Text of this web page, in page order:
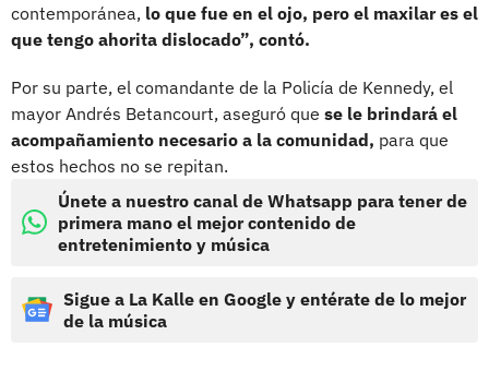
contemporánea, lo que fue en el ojo, pero el maxilar es el
que tengo ahorita dislocado”, contó.
Por su parte, el comandante de la Policía de Kennedy, el
mayor Andrés Betancourt, aseguró que se le brindará el
acompañamiento necesario a la comunidad, para que
estos hechos no se repitan.
Únete a nuestro canal de Whatsapp para tener de
primera mano el mejor contenido de
entretenimiento y música
Sigue a La Kalle en Google y entérate de lo mejor
de la música